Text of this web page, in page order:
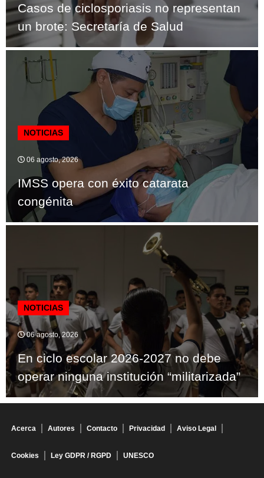
Casos de ciclosporiasis no representan
un brote: Secretaría de Salud
NOTICIAS
06 agosto, 2026
IMSS opera con éxito catarata
congénita
NOTICIAS
06 agosto, 2026
En ciclo escolar 2026-2027 no debe
operar ninguna institución “militarizada”
Acerca Autores Contacto Privacidad Aviso Legal
Cookies Ley GDPR / RGPD UNESCO